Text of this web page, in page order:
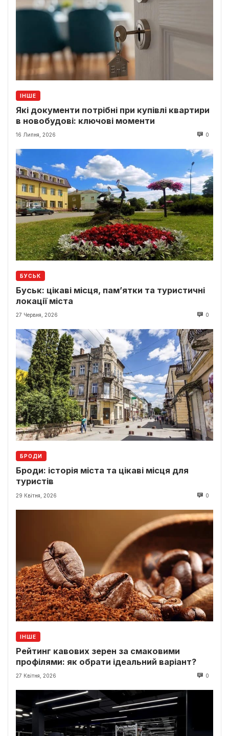
ІНШЕ
Які документи потрібні при купівлі квартири
в новобудові: ключові моменти
16 Липня, 2026 0
БУСЬК
Буськ: цікаві місця, пам’ятки та туристичні
локації міста
27 Червня, 2026 0
БРОДИ
Броди: історія міста та цікаві місця для
туристів
29 Квітня, 2026 0
ІНШЕ
Рейтинг кавових зерен за смаковими
профілями: як обрати ідеальний варіант?
27 Квітня, 2026 0